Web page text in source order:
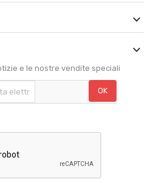


e le nostre vendite speciali